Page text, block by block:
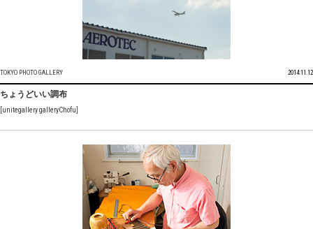
TOKYO PHOTO GALLERY 2014.11.12
ちょうどいい調布
[unitegallery galleryChofu]